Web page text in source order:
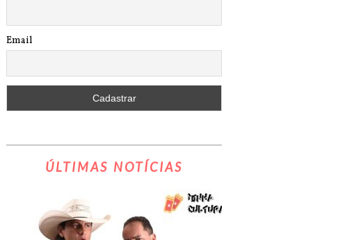
Email
ÚLTIMAS NOTÍCIAS